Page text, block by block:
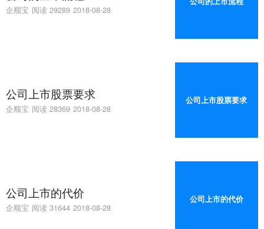
企顺宝 阅读 29289 2018-08-28
公司上市股票要求
企顺宝 阅读 28369 2018-08-28
公司上市股票要求
公司上市的代价
企顺宝 阅读 31644 2018-08-28
公司上市的代价